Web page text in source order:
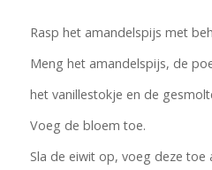
Rasp het amandelspijs met
Meng het amandelspijs, de
het vanillestokje en de
Voeg de bloem toe.
Sla de eiwit op, voeg deze toe